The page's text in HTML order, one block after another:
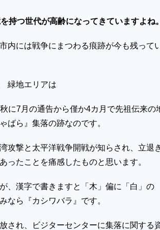
持つ世代が高齢になってきていますよね
内には戦争にまつわる痕跡が今も残って
緑地エリアは
に7月の通告から僅か4カ月で先祖伝来の
ばら』集落の跡なのです。
攻撃と太平洋戦争開戦が知らされ、立退
ったことを痛感したものと思います。
、漢字で書きますと「木」偏に「白」の
なら『カシワバラ』です。
され、ビジターセンターに集落に関する